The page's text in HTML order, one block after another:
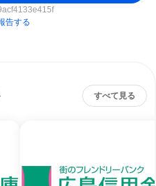
告する
すべて見る